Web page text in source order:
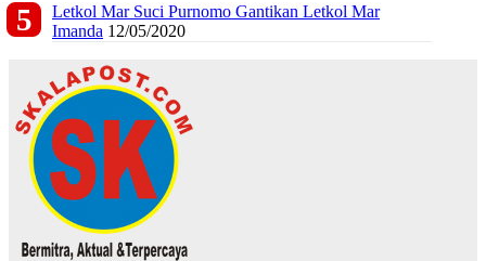
Letkol Mar Suci Purnomo Gantikan Letkol Mar
Imanda 12/05/2020